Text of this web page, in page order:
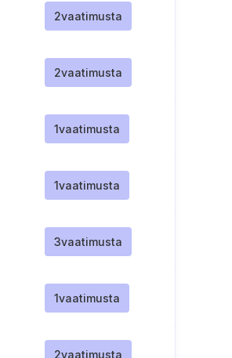
2vaatimusta
2vaatimusta
1vaatimusta
1vaatimusta
3vaatimusta
1vaatimusta
2vaatimusta